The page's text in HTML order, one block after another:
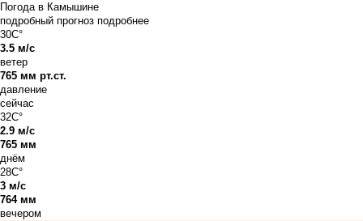
Погода в Камышине
подробный прогноз подробнее
30C°
3.5 м/с
ветер
765 мм рт.ст.
давление
сейчас
32C°
2.9 м/с
765 мм
днём
28C°
3 м/с
764 мм
вечером